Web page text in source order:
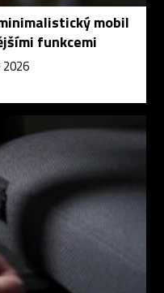
mobil
funkcemi
2026